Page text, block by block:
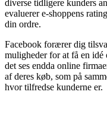
diverse tidligere kunders
evaluerer e-shoppens
din ordre.
Facebook forærer dig
muligheder for at få en idé
det ses endda online
af deres køb, som på
hvor tilfredse kunderne er.